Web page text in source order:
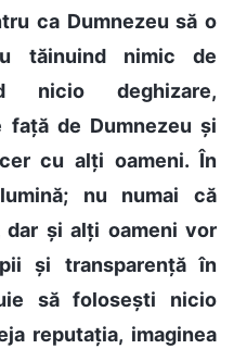
ca Dumnezeu să o
tăinuind nimic de
nicio deghizare,
față de Dumnezeu și
cu alți oameni. În
nu numai că
dar și alți oameni vor
și transparență în
să folosești nicio
reputația, imaginea